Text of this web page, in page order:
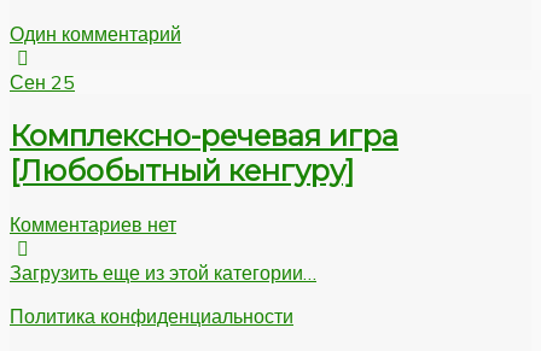
Один комментарий
Сен 25
Комплексно-речевая игра
[Любобытный кенгуру]
Комментариев нет
Загрузить еще из этой категории…
Политика конфиденциальности